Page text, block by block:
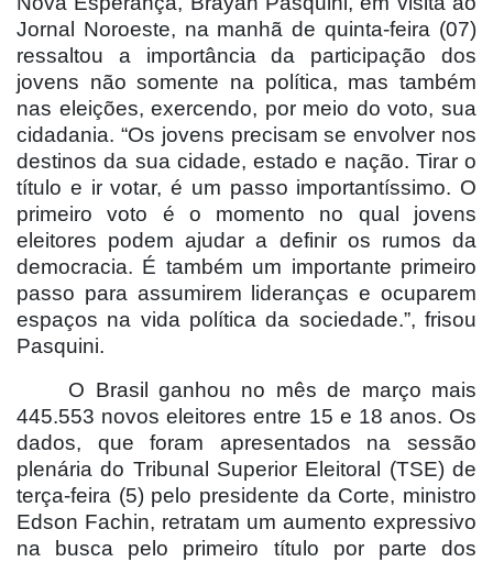
Jornal Noroeste, na manhã de quinta-feira (07)
ressaltou a importância da participação dos
jovens não somente na política, mas também
nas eleições, exercendo, por meio do voto, sua
cidadania. “Os jovens precisam se envolver nos
destinos da sua cidade, estado e nação. Tirar o
título e ir votar, é um passo importantíssimo. O
primeiro voto é o momento no qual jovens
eleitores podem ajudar a definir os rumos da
democracia. É também um importante primeiro
passo para assumirem lideranças e ocuparem
espaços na vida política da sociedade.”, frisou
Pasquini.
O Brasil ganhou no mês de março mais
445.553 novos eleitores entre 15 e 18 anos. Os
dados, que foram apresentados na sessão
plenária do Tribunal Superior Eleitoral (TSE) de
terça-feira (5) pelo presidente da Corte, ministro
Edson Fachin, retratam um aumento expressivo
na busca pelo primeiro título por parte dos